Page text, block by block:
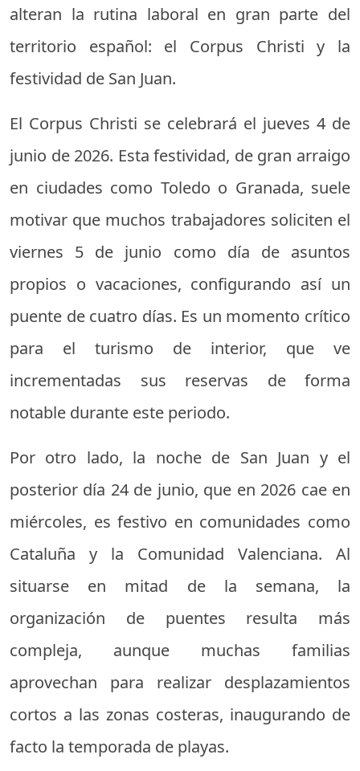
alteran la rutina laboral en gran parte del
territorio español: el Corpus Christi y la
festividad de San Juan.
El Corpus Christi se celebrará el jueves 4 de
junio de 2026. Esta festividad, de gran arraigo
en ciudades como Toledo o Granada, suele
motivar que muchos trabajadores soliciten el
viernes 5 de junio como día de asuntos
propios o vacaciones, configurando así un
puente de cuatro días. Es un momento crítico
para el turismo de interior, que ve
incrementadas sus reservas de forma
notable durante este periodo.
Por otro lado, la noche de San Juan y el
posterior día 24 de junio, que en 2026 cae en
miércoles, es festivo en comunidades como
Cataluña y la Comunidad Valenciana. Al
situarse en mitad de la semana, la
organización de puentes resulta más
compleja, aunque muchas familias
aprovechan para realizar desplazamientos
cortos a las zonas costeras, inaugurando de
facto la temporada de playas.